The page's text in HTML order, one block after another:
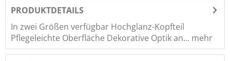
PRODUKTDETAILS
In zwei Größen verfügbar Hochglanz-Kopfteil
Pflegeleichte Oberfläche Dekorative Optik an... mehr